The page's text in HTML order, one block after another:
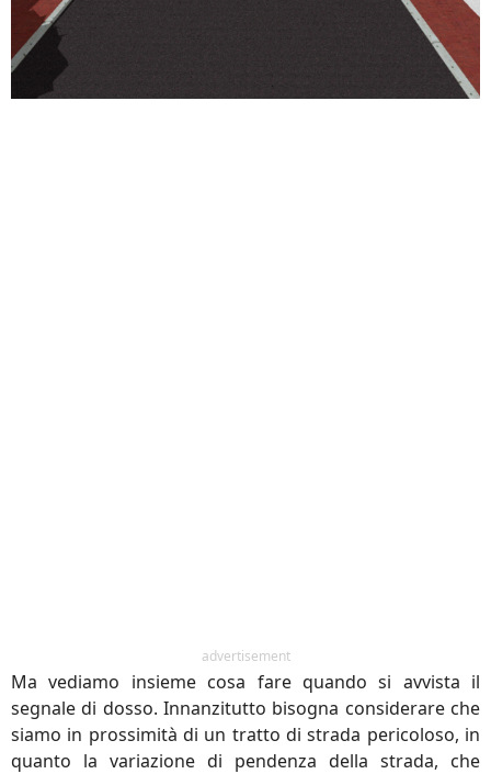
advertisement
Ma vediamo insieme cosa fare quando si avvista il
segnale di dosso. Innanzitutto bisogna considerare che
siamo in prossimità di un tratto di strada pericoloso, in
quanto la variazione di pendenza della strada, che